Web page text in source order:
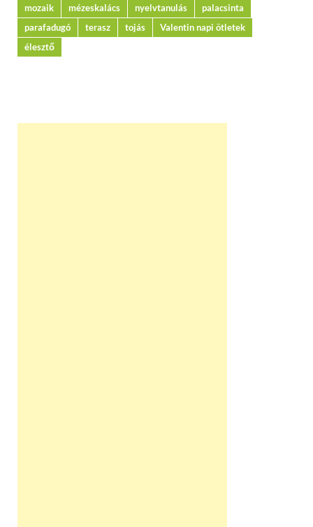
mozaik
mézeskalács nyelvtanulás
palacsinta
parafadugó
terasz tojás
Valentin napi ötletek
élesztő